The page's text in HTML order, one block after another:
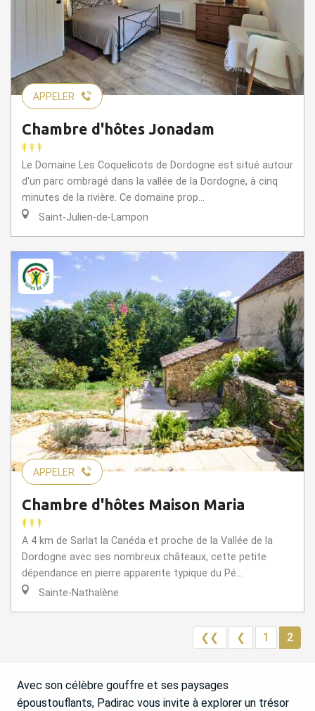
APPELER
Chambre d'hôtes Jonadam
Le Domaine Les Coquelicots de Dordogne est situé autour
d'un parc ombragé dans la vallée de la Dordogne, à cinq
minutes de la rivière. Ce domaine prop...
Saint-Julien-de-Lampon
APPELER
Chambre d'hôtes Maison Maria
A 4 km de Sarlat la Canéda et proche de la Vallée de la
Dordogne avec ses nombreux châteaux, cette petite
dépendance en pierre apparente typique du Pé...
Sainte-Nathalène
❮❮ ❮ 1 2
Avec son célèbre gouffre et ses paysages
époustouflants, Padirac vous invite à explorer un trésor